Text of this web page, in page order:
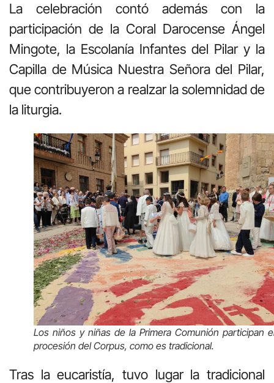
La celebración contó además con la
participación de la Coral Darocense Ángel
Mingote, la Escolanía Infantes del Pilar y la
Capilla de Música Nuestra Señora del Pilar,
que contribuyeron a realzar la solemnidad de
la liturgia.
Los niños y niñas de la Primera Comunión participan
procesión del Corpus, como es tradicional.
Tras la eucaristía, tuvo lugar la tradicional